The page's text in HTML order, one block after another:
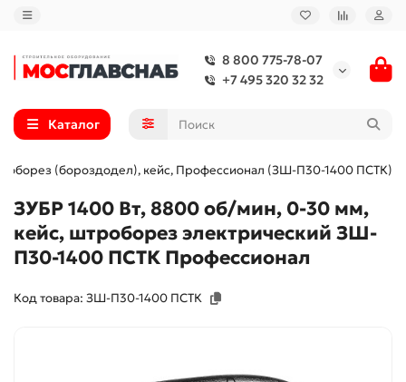
8 800 775-78-07
+7 495 320 32 32
Каталог
(бороздодел), кейс, Профессионал (ЗШ-П30-1400 ПСТК)
ЗУБР 1400 Вт, 8800 об/мин, 0-30 мм,
кейс, штроборез электрический ЗШ-
П30-1400 ПСТК Профессионал
Код товара: ЗШ-П30-1400 ПСТК